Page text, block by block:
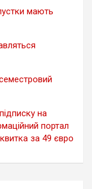
мають
на
портал
за 49 євро